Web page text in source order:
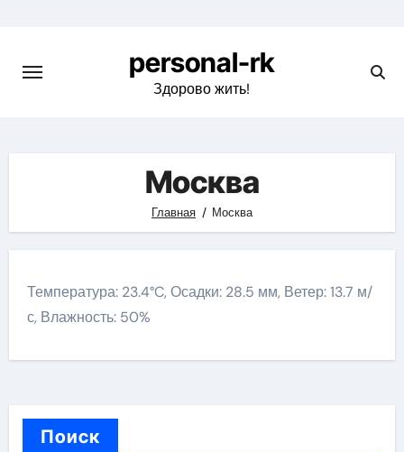
содержимому
personal-rk
Здорово жить!
Москва
Главная Москва
Температура: 23.4°C, Осадки: 28.5 мм, Ветер: 13.7 м/
с, Влажность: 50%
Поиск